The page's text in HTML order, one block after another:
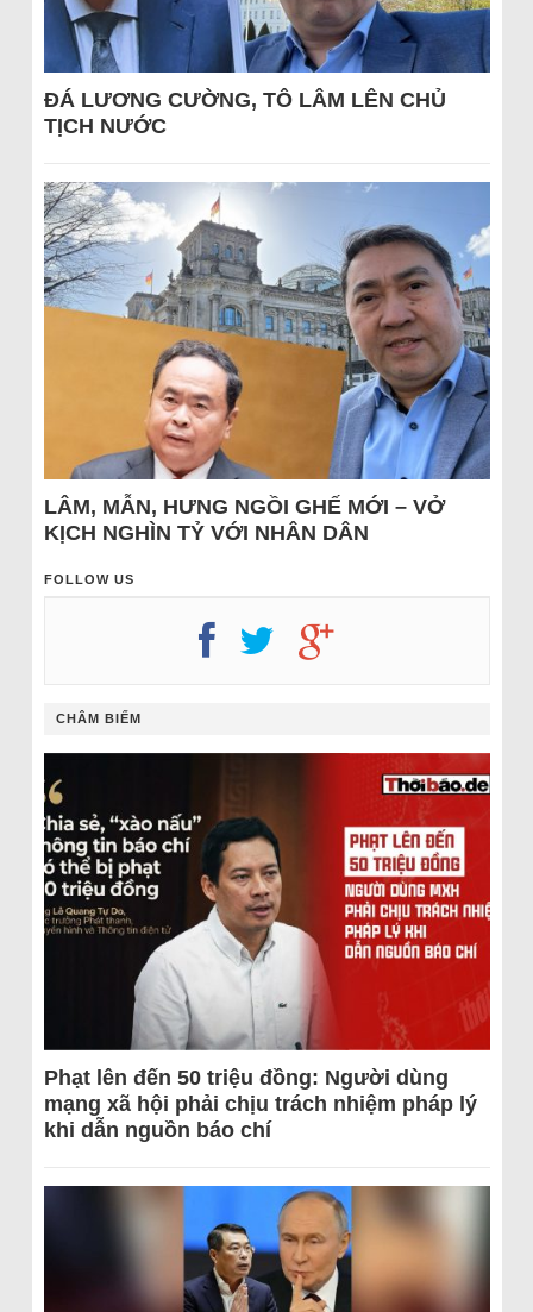
ĐÁ LƯƠNG CƯỜNG, TÔ LÂM LÊN CHỦ
TỊCH NƯỚC
LÂM, MẪN, HƯNG NGỒI GHẾ MỚI – VỞ
KỊCH NGHÌN TỶ VỚI NHÂN DÂN
FOLLOW US
CHÂM BIẾM
Phạt lên đến 50 triệu đồng: Người dùng
mạng xã hội phải chịu trách nhiệm pháp lý
khi dẫn nguồn báo chí